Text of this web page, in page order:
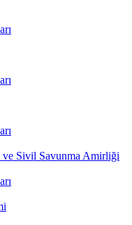
Sivil Savunma Amirliği